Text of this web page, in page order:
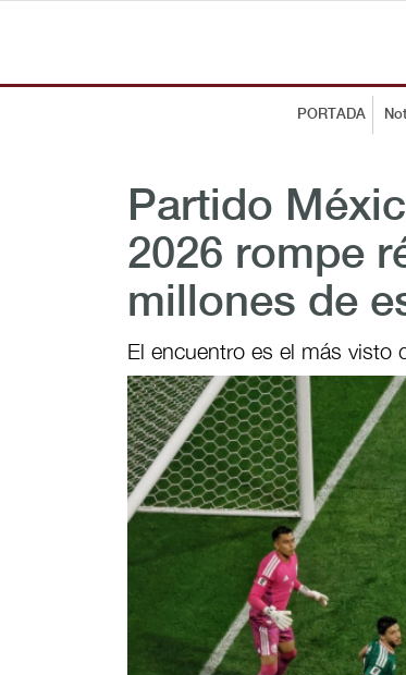
PORTADA
Partido
2026 rompe
millones de
El encuentro es el más visto